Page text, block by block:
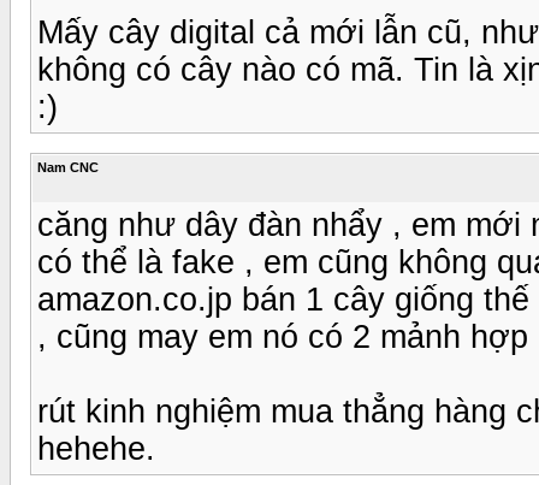
Mấy cây digital cả mới lẫn cũ,
không có cây nào có mã. Tin là
:)
Nam CNC
căng như dây đàn nhẩy , em
có thể là fake , em cũng không
amazon.co.jp bán 1 cây giống
, cũng may em nó có 2 mảnh
rút kinh nghiệm mua thẳng hàng
hehehe.